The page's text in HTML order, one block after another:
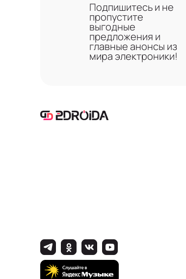
Подпишитесь и не
пропустите
выгодные
предложения и
главные анонсы из
мира электроники!